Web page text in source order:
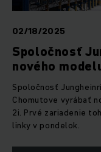
02/18/2025
Spoločnosť
nového
Spoločnosť
Chomutove vyrábať
2i. Prvé zariadenie
linky v pondelok.